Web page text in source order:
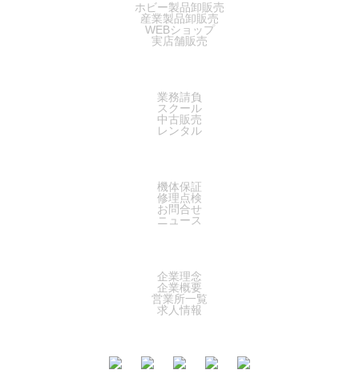
ホビー製品卸販売
産業製品卸販売
WEBショップ
実店舗販売
業務請負
スクール
中古販売
レンタル
機体保証
修理点検
お問合せ
ニュース
企業理念
企業概要
営業所一覧
求人情報